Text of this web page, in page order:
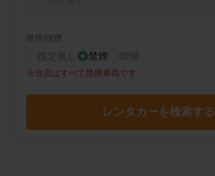
禁煙/喫煙
指定無し 禁煙 喫煙
※ 当店はすべて禁煙車両です
レンタカーを検索する